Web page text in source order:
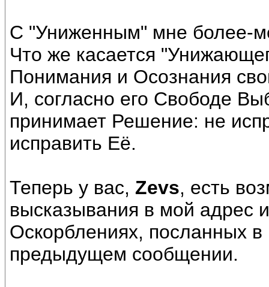
С "Униженным" мне более-
Что же касается
Понимания и Осознания
И, согласно его Свободе
принимает Решение: не
исправить Её.
Теперь у вас, Zevs, есть
высказывания в мой адрес
Оскорблениях, посланных
предыдущем сообщении.